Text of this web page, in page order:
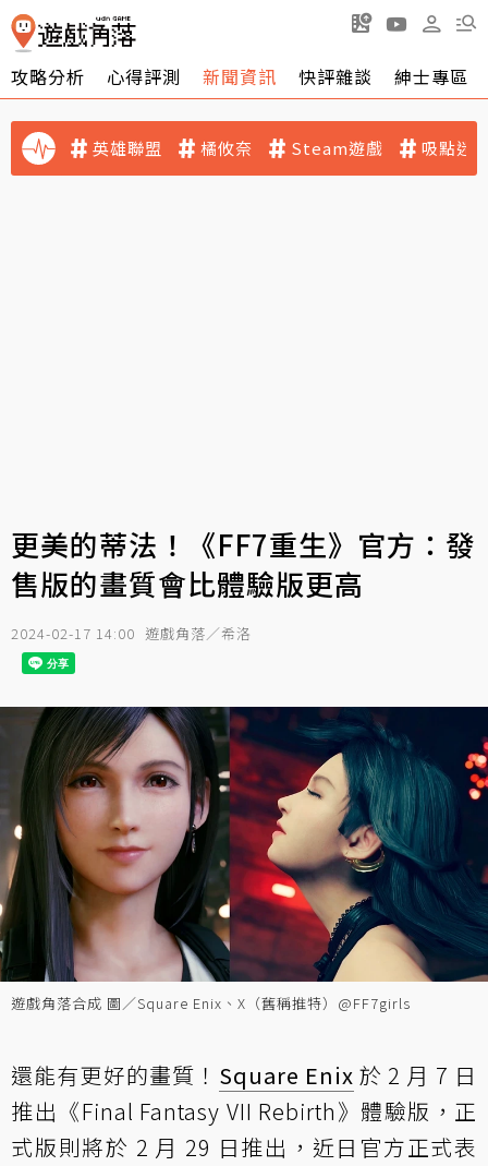
攻略分析 心得評測 新聞資訊 快評雜談 紳士專區
英雄聯盟 橘攸奈 Steam遊戲 吸點迷
更美的蒂法！《FF7重生》官方：發
售版的畫質會比體驗版更高
2024-02-17 14:00 遊戲角落／希洛
遊戲角落合成 圖／Square Enix、X（舊稱推特）@FF7girls
還能有更好的畫質！ Square Enix 於 2 月 7 日
推出《Final Fantasy VII Rebirth》體驗版，正
式版則將於 2 月 29 日推出，近日官方正式表